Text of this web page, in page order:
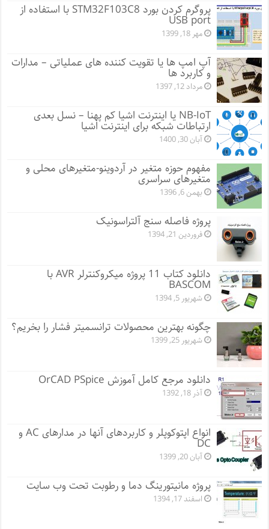
پروگرم کردن بورد STM32F103C8 با استفاده از
USB port
مهر 18, 1399
آپ امپ ها یا تقویت کننده های عملیاتی – مدارات
و کاربرد ها
مرداد 12, 1397
NB-IoT یا اینترنت اشیا کم پهنا – نسل بعدی
ارتباطات شبکه برای اینترنت اشیا
آبان 30, 1400
مفهوم حوزه متغیر در آردوینو-متغیرهای محلی و
متغیرهای سراسری
بهمن 6, 1396
پروژه فاصله سنج آلتراسونیک
فروردین 21, 1394
دانلود کتاب 11 پروژه میکروکنترلر AVR با
BASCOM
شهریور 5, 1394
چگونه بهترین محصولات ترانسمیتر فشار را بخریم؟
شهریور 25, 1399
دانلود مرجع کامل آموزش OrCAD PSpice
آذر 18, 1392
انواع اپتوکوپلر و کاربردهای آنها در مدارهای AC و
DC
آبان 20, 1399
پروژه مانيتورينگ دما و رطوبت تحت وب سایت
اسفند 17, 1394